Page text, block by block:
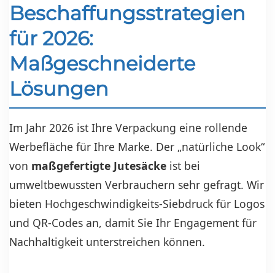
Beschaffungsstrategien
für 2026:
Maßgeschneiderte
Lösungen
Im Jahr 2026 ist Ihre Verpackung eine rollende
Werbefläche für Ihre Marke. Der „natürliche Look“
von maßgefertigte Jutesäcke ist bei
umweltbewussten Verbrauchern sehr gefragt. Wir
bieten Hochgeschwindigkeits-Siebdruck für Logos
und QR-Codes an, damit Sie Ihr Engagement für
Nachhaltigkeit unterstreichen können.